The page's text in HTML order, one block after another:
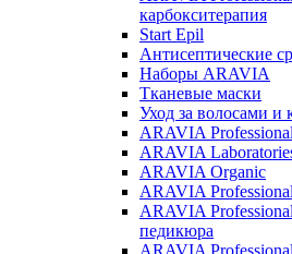
карбокситерапия
Start Epil
Антисептические
Наборы ARAVIA
Тканевые маски
Уход за волосами и
ARAVIA
ARAVIA
ARAVIA Organic
ARAVIA
ARAVIA
педикюра
ARAVIA